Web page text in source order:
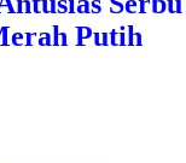
Putih